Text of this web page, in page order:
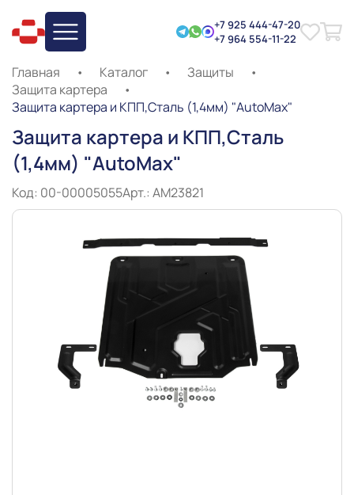
+7 925 444-47-20
+7 964 554-11-22
Главная • Каталог • Защиты
•
Защита картера
•
Защита картера и КПП,Сталь (1,4мм) "AutoMax"
Защита картера и КПП,Сталь
(1,4мм) "AutoMax"
Код: 00-00005055Арт.: AM23821